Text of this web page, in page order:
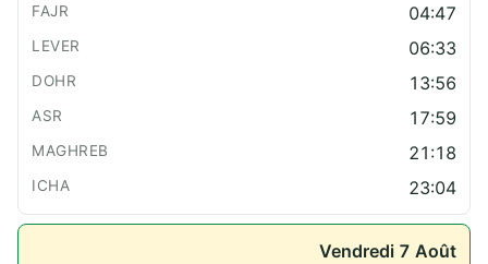
04:47
06:33
13:56
17:59
21:18
23:04
Vendredi 7 Août